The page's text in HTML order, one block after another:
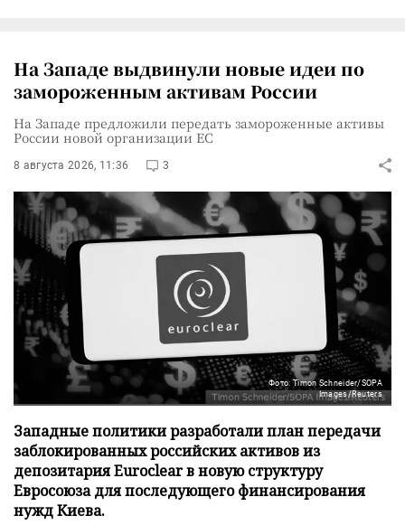
На Западе выдвинули новые идеи по
замороженным активам России
На Западе предложили передать замороженные активы
России новой организации ЕС
8 августа 2026, 11:36 3
Фото: Timon Schneider/SOPA
Images/Reuters
Западные политики разработали план передачи
заблокированных российских активов из
депозитария Euroclear в новую структуру
Евросоюза для последующего финансирования
нужд Киева.